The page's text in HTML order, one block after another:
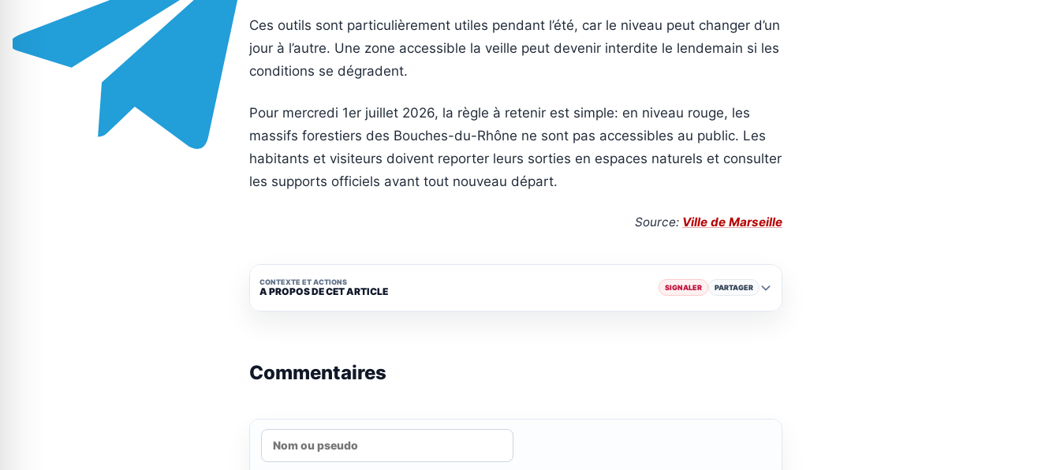
Ces outils sont particulièrement utiles pendant l’été, car le niveau peut changer d’un
jour à l’autre. Une zone accessible la veille peut devenir interdite le lendemain si les
conditions se dégradent.
Pour mercredi 1er juillet 2026, la règle à retenir est simple: en niveau rouge, les
massifs forestiers des Bouches-du-Rhône ne sont pas accessibles au public. Les
habitants et visiteurs doivent reporter leurs sorties en espaces naturels et consulter
les supports officiels avant tout nouveau départ.
Source: Ville de Marseille
CONTEXTE ET ACTIONS
A PROPOS DE CET ARTICLE SIGNALER PARTAGER
Commentaires